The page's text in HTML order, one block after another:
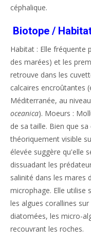
céphalique.
Biotope /
Habitat : Elle fréquente
des marées) et les
retrouve dans les
calcaires encroûtantes
Méditerranée, au
oceanica). Moeurs :
de sa taille. Bien que
théoriquement visible
élevée suggère qu'elle
dissuadant les
salinité dans les mares
microphage. Elle utilise
les algues corallines
diatomées, les micro-
recouvrant les roches.